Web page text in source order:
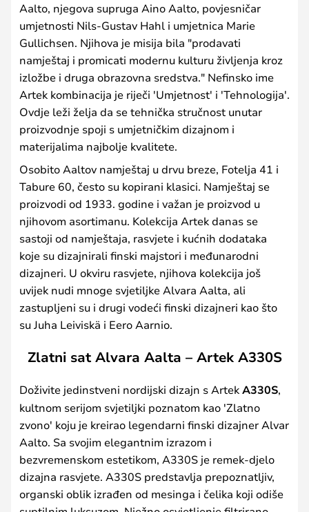
Aalto, njegova supruga Aino Aalto, povjesničar
umjetnosti Nils-Gustav Hahl i umjetnica Marie
Gullichsen. Njihova je misija bila "prodavati
namještaj i promicati modernu kulturu življenja kroz
izložbe i druga obrazovna sredstva." Nefinsko ime
Artek kombinacija je riječi 'Umjetnost' i 'Tehnologija'.
Ovdje leži želja da se tehnička stručnost unutar
proizvodnje spoji s umjetničkim dizajnom i
materijalima najbolje kvalitete.
Osobito Aaltov namještaj u drvu breze, Fotelja 41 i
Tabure 60, često su kopirani klasici. Namještaj se
proizvodi od 1933. godine i važan je proizvod u
njihovom asortimanu. Kolekcija Artek danas se
sastoji od namještaja, rasvjete i kućnih dodataka
koje su dizajnirali finski majstori i međunarodni
dizajneri. U okviru rasvjete, njihova kolekcija još
uvijek nudi mnoge svjetiljke Alvara Aalta, ali
zastupljeni su i drugi vodeći finski dizajneri kao što
su Juha Leiviskä i Eero Aarnio.
Zlatni sat Alvara Aalta – Artek A330S
Doživite jedinstveni nordijski dizajn s ArtekA330S,
kultnom serijom svjetiljki poznatom kao 'Zlatno
zvono' koju je kreirao legendarni finski dizajner Alvar
Aalto. Sa svojim elegantnim izrazom i
bezvremenskom estetikom, A330S je remek-djelo
dizajna rasvjete. A330S predstavlja prepoznatljiv,
organski oblik izrađen od mesinga i čelika koji odiše